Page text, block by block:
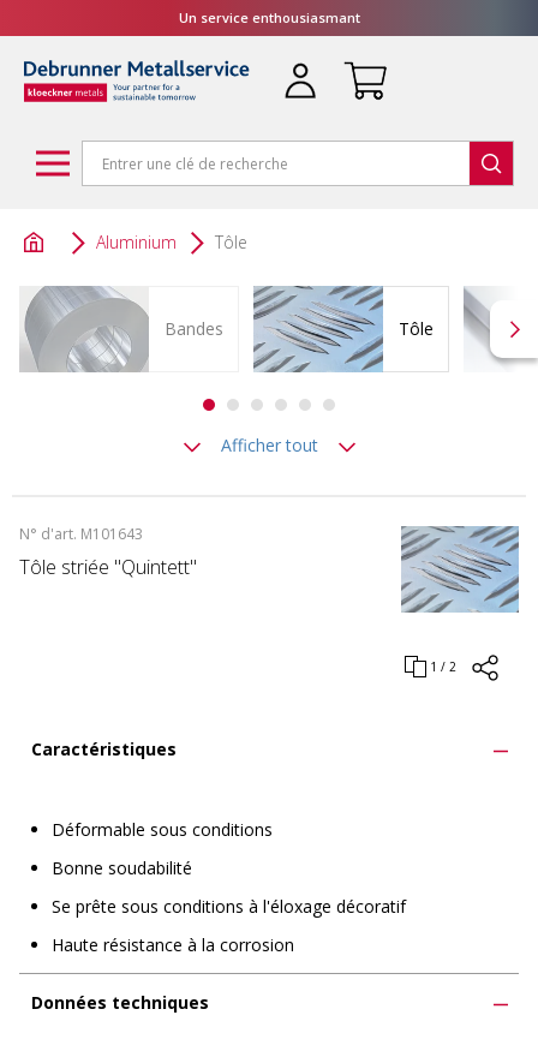
Un service enthousiasmant
Aluminium Tôle
Bandes Tôle
Afficher tout
N° d'art. M101643
1 / 2
Tôle striée "Quintett"
Caractéristiques
Déformable sous conditions
Bonne soudabilité
Se prête sous conditions à l'éloxage décoratif
Haute résistance à la corrosion
Données techniques